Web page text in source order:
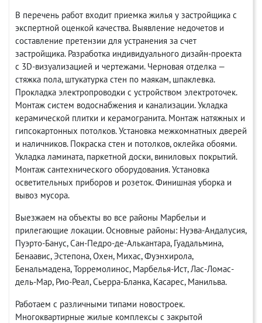
В перечень работ входит приемка жилья у застройщика с
экспертной оценкой качества. Выявление недочетов и
составление претензии для устранения за счет
застройщика. Разработка индивидуального дизайн-проекта
с 3D-визуализацией и чертежами. Черновая отделка —
стяжка пола, штукатурка стен по маякам, шпаклевка.
Прокладка электропроводки с устройством электроточек.
Монтаж систем водоснабжения и канализации. Укладка
керамической плитки и керамогранита. Монтаж натяжных и
гипсокартонных потолков. Установка межкомнатных дверей
и наличников. Покраска стен и потолков, оклейка обоями.
Укладка ламината, паркетной доски, виниловых покрытий.
Монтаж сантехнического оборудования. Установка
осветительных приборов и розеток. Финишная уборка и
вывоз мусора.
Выезжаем на объекты во все районы Марбельи и
прилегающие локации. Основные районы: Нуэва-Андалусия,
Пуэрто-Банус, Сан-Педро-де-Алькантара, Гуадальмина,
Бенаавис, Эстепона, Охен, Михас, Фуэнхирола,
Бенальмадена, Торремолинос, Марбелья-Ист, Лас-Ломас-
дель-Мар, Рио-Реал, Сьерра-Бланка, Касарес, Манильва.
Работаем с различными типами новостроек.
Многоквартирные жилые комплексы с закрытой